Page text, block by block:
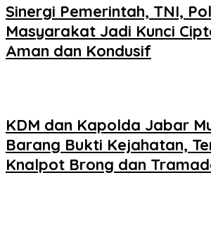
Sinergi Pemerintah, TNI,
Masyarakat Jadi Kunci
Aman dan Kondusif
KDM dan Kapolda Jabar
Barang Bukti Kejahatan,
Knalpot Brong dan